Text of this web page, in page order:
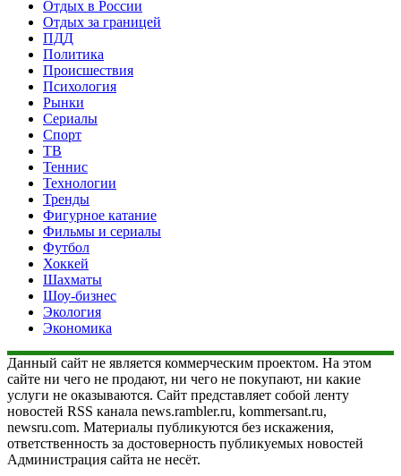
Отдых в России
Отдых за границей
ПДД
Политика
Происшествия
Психология
Рынки
Сериалы
Спорт
ТВ
Теннис
Технологии
Тренды
Фигурное катание
Фильмы и сериалы
Футбол
Хоккей
Шахматы
Шоу-бизнес
Экология
Экономика
Данный сайт не является коммерческим проектом. На этом
сайте ни чего не продают, ни чего не покупают, ни какие
услуги не оказываются. Сайт представляет собой ленту
новостей RSS канала news.rambler.ru, kommersant.ru,
newsru.com. Материалы публикуются без искажения,
ответственность за достоверность публикуемых новостей
Администрация сайта не несёт.